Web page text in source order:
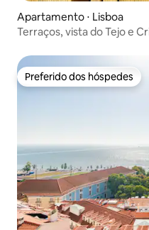
Apartamento ⋅ Lisboa
Terraços, vista do Tejo e
Preferido dos hóspedes
Preferido dos hóspedes